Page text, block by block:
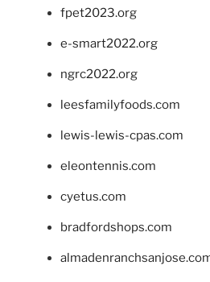
fpet2023.org
e-smart2022.org
ngrc2022.org
leesfamilyfoods.com
lewis-lewis-cpas.com
eleontennis.com
cyetus.com
bradfordshops.com